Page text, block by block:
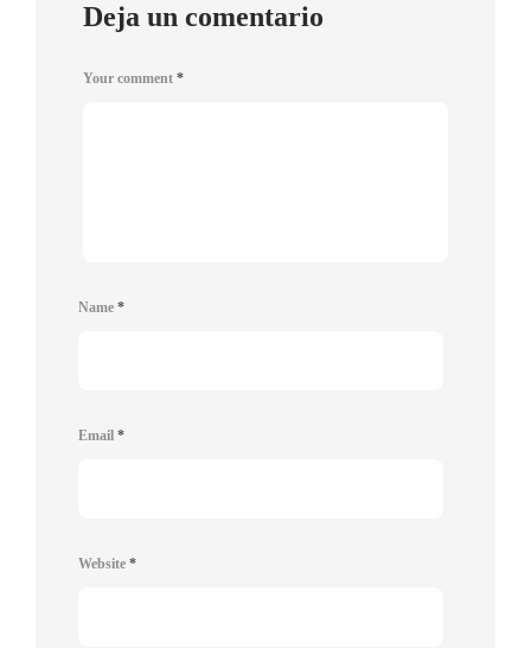
Deja un comentario
Your comment *
Name *
Email *
Website *